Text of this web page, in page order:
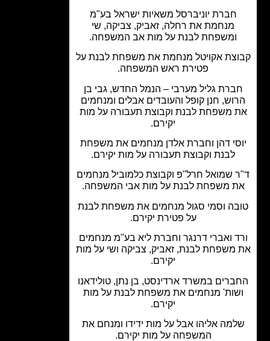
חברת יוניברסל משאיות ישראל בע"מ
מנחמת את רחלה, זאביק, צביקה, שי
ומשפחת לבנת על מות אב המשפחה.
אקויטל מנחמת את משפחת לבנת על
פטירת ראש המשפחה.
גליל מערבי – הנמל החדש, גבי בן
חנן קופל והעובדים אבלים ומנחמים
משפחת לבנת וקבוצת תעבורה על מות
דהן וחברת אלדן מנחמים את משפחת
לבנת וקבוצת תעבורה על מות יקירם.
שמואל חרל"פ וקבוצת כלמוביל מנחמים
משפחת לבנת על מות אבי המשפחה.
וסמי סגול מנחמים את משפחת לבנת
על פטירת יקירם.
ואברי דרנגר וחברת ליא בע"מ מנחמים
לבנת, זאביק, צביקה ושי על מות
במשרד ארדינסט, בן נתן, טולידאנו
מנחמים את משפחת לבנת על מות
אליהו אבל על מות ידידו ומנחם את
המשפחה על מות יקירם.